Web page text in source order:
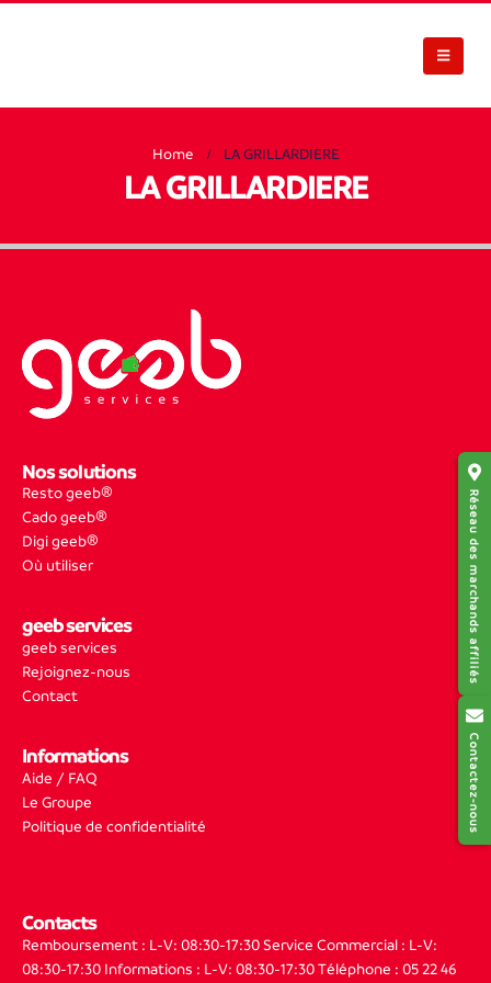
Réseau des marchands affiliés
Contactez-nous
Home LA GRILLARDIERE
LA GRILLARDIERE
Nos solutions
Resto geeb®
Cado geeb®
Digi geeb®
Où utiliser
geeb services
geeb services
Rejoignez-nous
Contact
Informations
Aide / FAQ
Le Groupe
Politique de confidentialité
Contacts
Remboursement : L-V: 08:30-17:30 Service Commercial : L-V:
08:30-17:30 Informations : L-V: 08:30-17:30 Téléphone : 05 22 46